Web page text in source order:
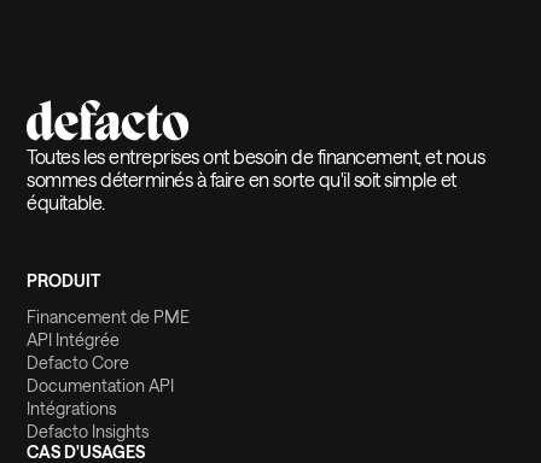
Toutes les entreprises ont besoin de financement, et nous
sommes déterminés à faire en sorte qu'il soit simple et
équitable.
PRODUIT
Financement de PME
API Intégrée
Defacto Core
Documentation API
Intégrations
Defacto Insights
CAS D'USAGES